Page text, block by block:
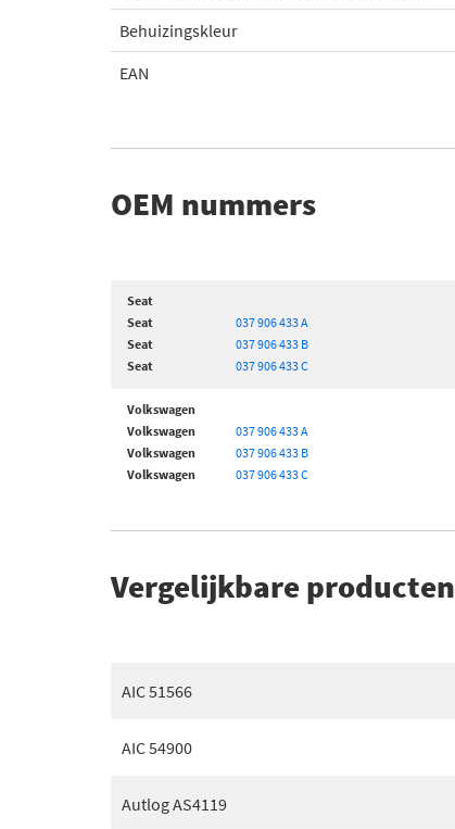
Behuizingskleur
EAN
OEM nummers
Seat
Seat
037 906 433 A
Seat
037 906 433 B
Seat
037 906 433 C
Volkswagen
Volkswagen
037 906 433 A
Volkswagen
037 906 433 B
Volkswagen
037 906 433 C
Vergelijkbare producten
AIC 51566
AIC 54900
Autlog AS4119